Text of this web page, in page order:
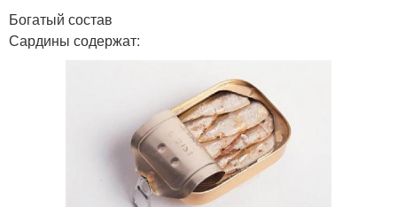
Богатый состав
Сардины содержат: